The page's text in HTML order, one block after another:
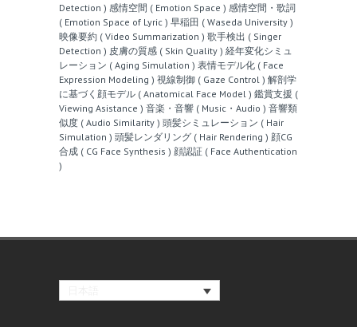
Detection ) 感情空間 ( Emotion Space ) 感情空間・歌詞
( Emotion Space of Lyric ) 早稲田 ( Waseda University )
映像要約 ( Video Summarization ) 歌手検出 ( Singer
Detection ) 皮膚の質感 ( Skin Quality ) 経年変化シミュ
レーション ( Aging Simulation ) 表情モデル化 ( Face
Expression Modeling ) 視線制御 ( Gaze Control ) 解剖学
に基づく顔モデル ( Anatomical Face Model ) 鑑賞支援 (
Viewing Asistance ) 音楽・音響 ( Music・Audio ) 音響類
似度 ( Audio Similarity ) 頭髪シミュレーション ( Hair
Simulation ) 頭髪レンダリング ( Hair Rendering ) 顔CG
合成 ( CG Face Synthesis ) 顔認証 ( Face Authentication
)